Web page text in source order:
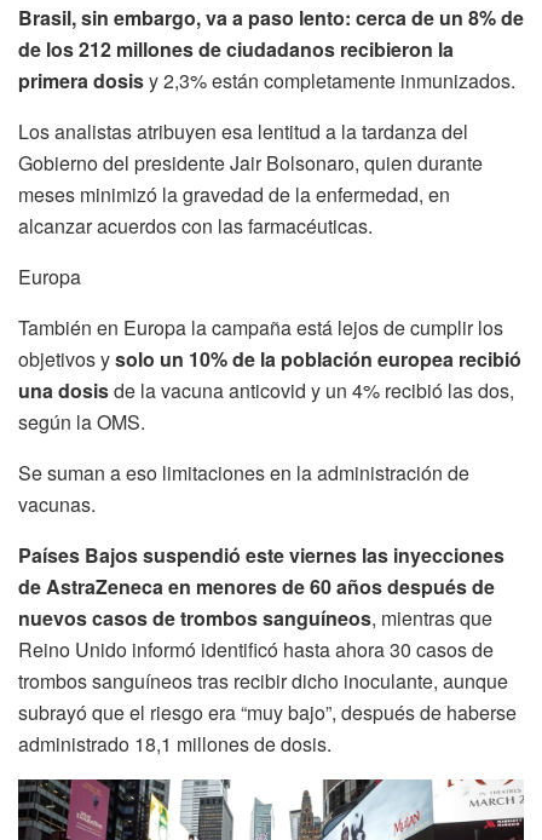
Brasil, sin embargo, va a paso lento: cerca de un 8% de
de los 212 millones de ciudadanos recibieron la
primera dosisy 2,3% están completamente inmunizados.
Los analistas atribuyen esa lentitud a la tardanza del
Gobierno del presidente Jair Bolsonaro, quien durante
meses minimizó la gravedad de la enfermedad, en
alcanzar acuerdos con las farmacéuticas.
Europa
También en Europa la campaña está lejos de cumplir los
objetivos ysolo un 10% de la población europea recibió
una dosisde la vacuna anticovid y un 4% recibió las dos,
según la OMS.
Se suman a eso limitaciones en la administración de
vacunas.
Países Bajos suspendió este viernes las inyecciones
de AstraZeneca en menores de 60 años después de
nuevos casos de trombos sanguíneos, mientras que
Reino Unido informó identificó hasta ahora 30 casos de
trombos sanguíneos tras recibir dicho inoculante, aunque
subrayó que el riesgo era “muy bajo”, después de haberse
administrado 18,1 millones de dosis.